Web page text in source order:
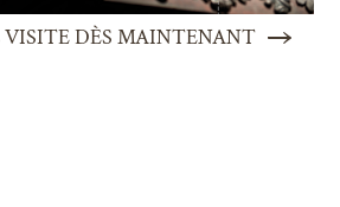
VISITE DÈS MAINTENANT